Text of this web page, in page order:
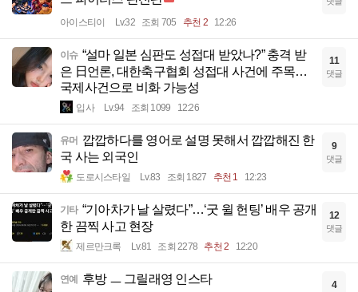
아이스티이 Lv.32 조회 705 추천 2 12:26
이슈 “설마 일본 심판도 성접대 받았나?” 충격 받
은 日언론, 대한축구협회 성접대 사건에 주목…
국제사건으로 비화 가능성
입사 Lv.94 조회 1099 12:26
11
댓글
유머 깝깝하다를 영어로 설명 못해서 깝깝해진 한
국 사는 외국인
도로시스타일 Lv.83 조회 1827 추천 1 12:23
9
댓글
기타 “기아차가 날 살렸다”…‘굿 윌 헌팅’ 배우 공개
한 끔찍 사고 현장
제르만크록 Lv.81 조회 2278 추천 2 12:20
12
댓글
연예 후방 ㅡ 그릴래영 인스타 4